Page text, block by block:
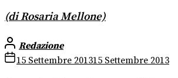
(di Rosaria Mellone)
Redazione
15 Settembre 201315 Settembre 2013